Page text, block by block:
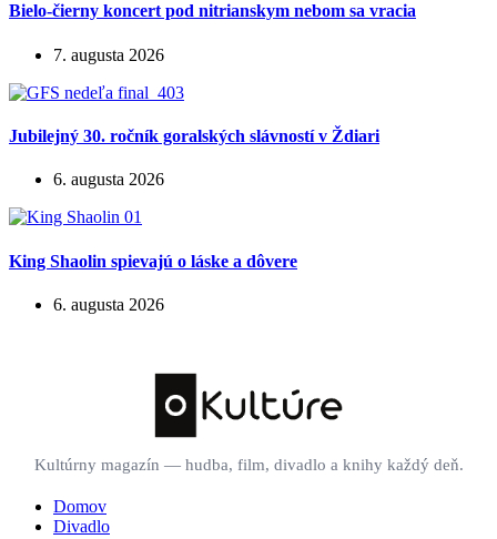
Bielo-čierny koncert pod nitrianskym nebom sa vracia
7. augusta 2026
Jubilejný 30. ročník goralských slávností v Ždiari
6. augusta 2026
King Shaolin spievajú o láske a dôvere
6. augusta 2026
Kultúrny magazín — hudba, film, divadlo a knihy každý deň.
Domov
Divadlo